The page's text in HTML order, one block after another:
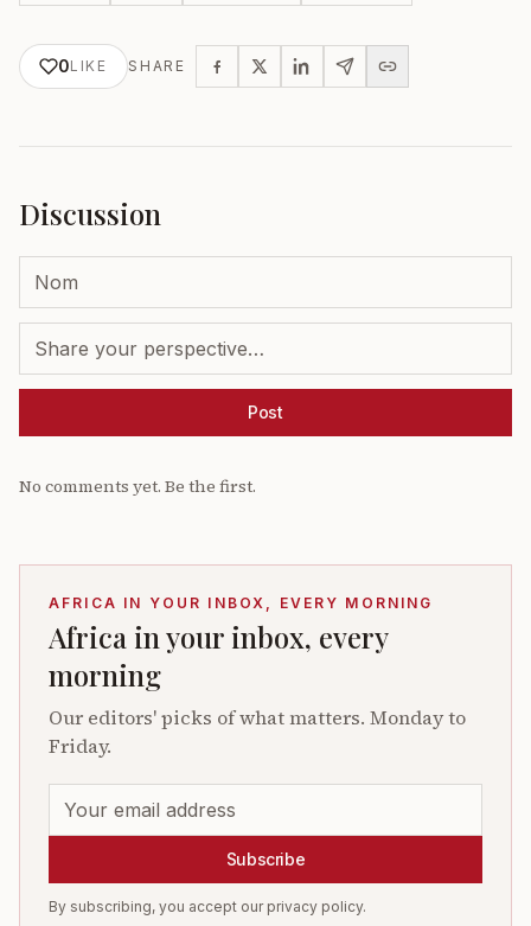
0LIKE SHARE
Discussion
Post
No comments yet. Be the first.
AFRICA IN YOUR INBOX, EVERY MORNING
Africa in your inbox, every
morning
Our editors' picks of what matters. Monday to
Friday.
Subscribe
By subscribing, you accept our privacy policy.